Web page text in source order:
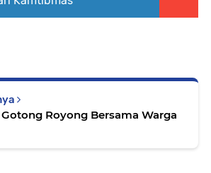
Royong Bersama Warga